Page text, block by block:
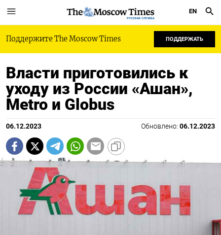
РУССКАЯ СЛУЖБА
EN
Поддержите The Moscow Times ПОДДЕРЖАТЬ
Власти приготовились к
уходу из России «Ашан»,
Metro и Globus
06.12.2023 Обновлено: 06.12.2023